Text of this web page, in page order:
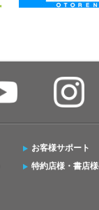
お客様サポート
特約店様・書店